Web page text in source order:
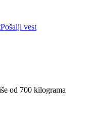
Pošalji vest
od 700 kilograma